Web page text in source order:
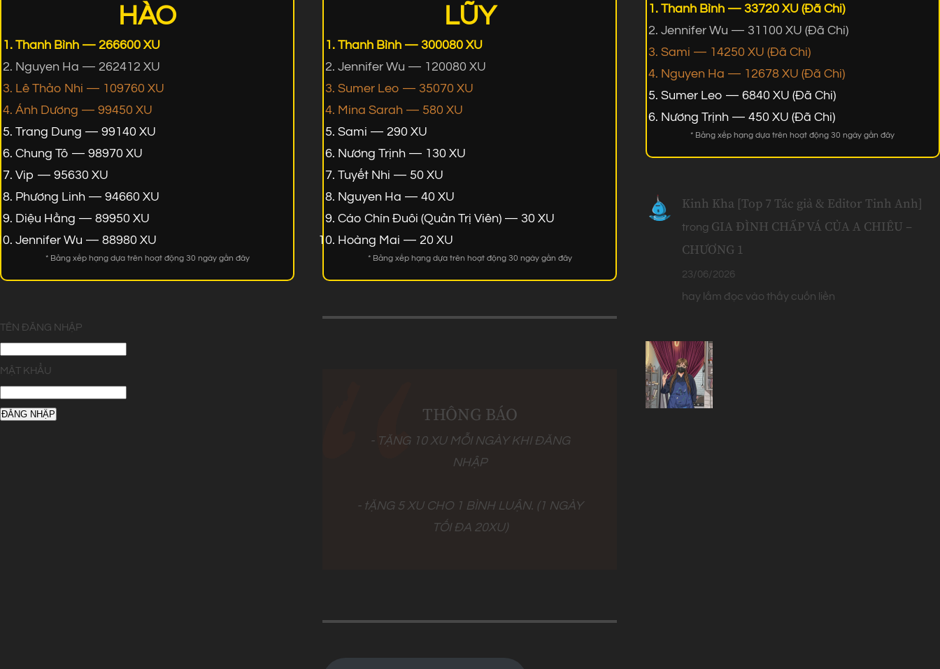
HÀO
Thanh Bình — 266600 XU
Nguyen Ha — 262412 XU
Lê Thảo Nhi — 109760 XU
Ánh Dương — 99450 XU
Trang Dung — 99140 XU
Chung Tô — 98970 XU
Vip — 95630 XU
Phương Linh — 94660 XU
Diệu Hằng — 89950 XU
Jennifer Wu — 88980 XU
* Bảng xếp hạng dựa trên hoạt động 30 ngày gần đây
TÊN ĐĂNG NHẬP
MẬT KHẨU
LŨY
Thanh Bình — 300080 XU
Jennifer Wu — 120080 XU
Sumer Leo — 35070 XU
Mina Sarah — 580 XU
Sami — 290 XU
Nương Trịnh — 130 XU
Tuyết Nhi — 50 XU
Nguyen Ha — 40 XU
Cáo Chín Đuôi (Quản Trị Viên) — 30 XU
Hoàng Mai — 20 XU
* Bảng xếp hạng dựa trên hoạt động 30 ngày gần đây
THÔNG BÁO
- TẶNG 10 XU MỖI NGÀY KHI ĐĂNG
NHẬP
- tẶNG 5 XU CHO 1 BÌNH LUẬN. (1 NGÀY
TỐI ĐA 20XU)
Thanh Bình — 33720 XU (Đã Chi)
Jennifer Wu — 31100 XU (Đã Chi)
Sami — 14250 XU (Đã Chi)
Nguyen Ha — 12678 XU (Đã Chi)
Sumer Leo — 6840 XU (Đã Chi)
Nương Trịnh — 450 XU (Đã Chi)
* Bảng xếp hạng dựa trên hoạt động 30 ngày gần đây
Kinh Kha [Top 7 Tác giả & Editor Tinh Anh]
trong GIA ĐÌNH CHẤP VÁ CỦA A CHIÊU –
CHƯƠNG 1
23/06/2026
hay lắm đọc vào thấy cuốn liền